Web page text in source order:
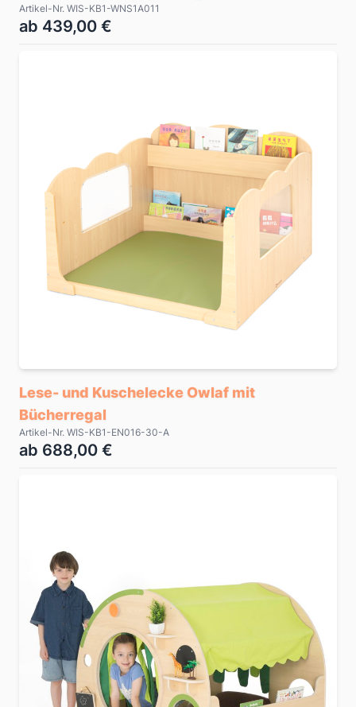
Artikel-Nr. WIS-KB1-WNS1A011
ab 439,00 €
Lese- und Kuschelecke Owlaf mit
Bücherregal
Artikel-Nr. WIS-KB1-EN016-30-A
ab 688,00 €